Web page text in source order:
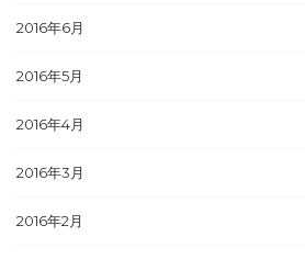
2016年6月
2016年5月
2016年4月
2016年3月
2016年2月